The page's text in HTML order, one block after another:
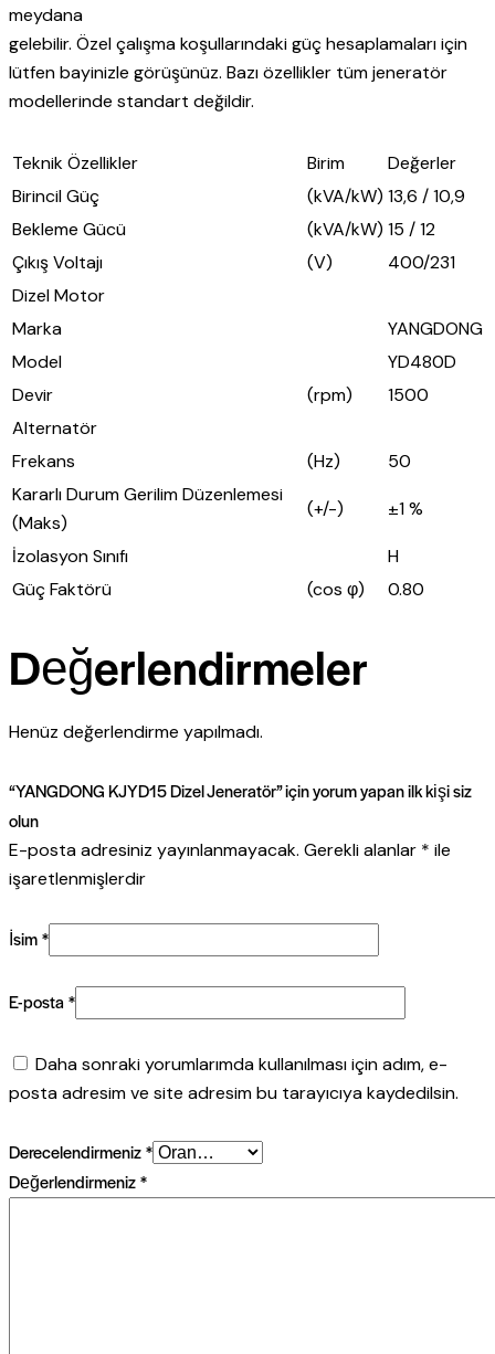
meydana
gelebilir. Özel çalışma koşullarındaki güç hesaplamaları için
lütfen bayinizle görüşünüz. Bazı özellikler tüm jeneratör
modellerinde standart değildir.
Teknik Özellikler Birim
Değerler
Birincil Güç
(kVA/kW) 13,6 / 10,9
Bekleme Gücü
(kVA/kW) 15 / 12
Çıkış Voltajı
(V)
400/231
Dizel Motor
Marka
YANGDONG
Model
YD480D
Devir
(rpm)
1500
Alternatör
Frekans
(Hz)
50
Kararlı Durum Gerilim Düzenlemesi
(Maks)
(+/-) ±1 %
İzolasyon Sınıfı
H
Güç Faktörü
(cos φ) 0.80
Değerlendirmeler
Henüz değerlendirme yapılmadı.
“YANGDONG KJYD15 Dizel Jeneratör” için yorum yapan ilk kişi siz
olun
E-posta adresiniz yayınlanmayacak. Gerekli alanlar * ile
işaretlenmişlerdir
İsim*
E-posta *
Daha sonraki yorumlarımda kullanılması için adım, e-
posta adresim ve site adresim bu tarayıcıya kaydedilsin.
Derecelendirmeniz*
Değerlendirmeniz*